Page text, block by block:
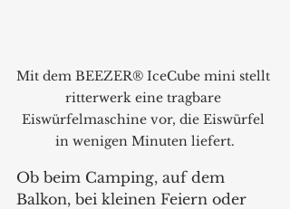
Mit dem BEEZER® IceCube mini stellt
ritterwerk eine tragbare
Eiswürfelmaschine vor, die Eiswürfel
in wenigen Minuten liefert.
Ob beim Camping, auf dem
Balkon, bei kleinen Feiern oder